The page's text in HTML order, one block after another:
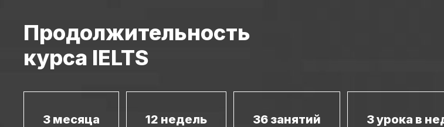
Продолжительность
курса IELTS
3 месяца 12 недель 36 занятий 3 урока в